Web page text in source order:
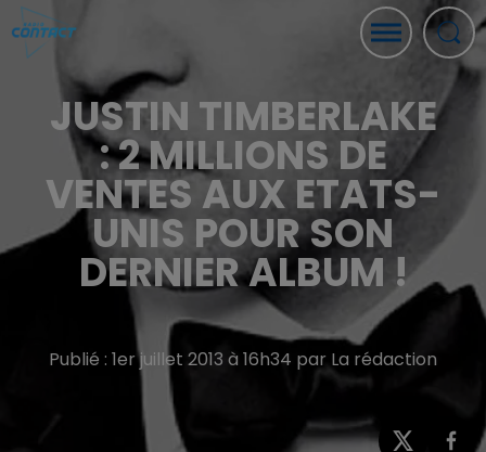
JUSTIN TIMBERLAKE
: 2 MILLIONS DE
VENTES AUX ETATS-
UNIS POUR SON
DERNIER ALBUM !
Publié : 1er juillet 2013 à 16h34 par La rédaction